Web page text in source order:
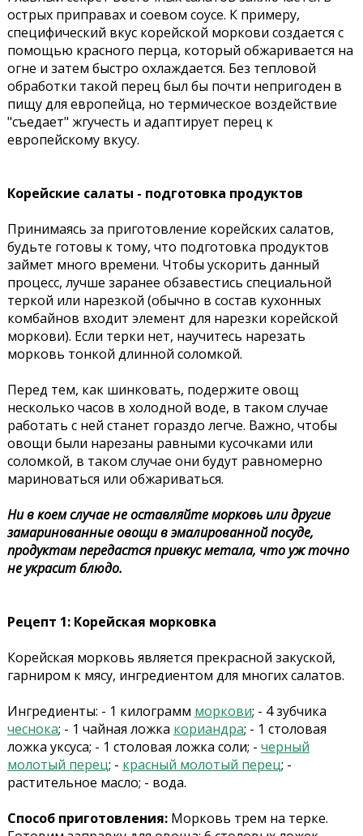
острых приправах и соевом соусе. К примеру,
специфический вкус корейской моркови создается с
помощью красного перца, который обжаривается на
огне и затем быстро охлаждается. Без тепловой
обработки такой перец был бы почти непригоден в
пищу для европейца, но термическое воздействие
"съедает" жгучесть и адаптирует перец к
европейскому вкусу.
Корейские салаты - подготовка продуктов
Принимаясь за приготовление корейских салатов,
будьте готовы к тому, что подготовка продуктов
займет много времени. Чтобы ускорить данный
процесс, лучше заранее обзавестись специальной
теркой или нарезкой (обычно в состав кухонных
комбайнов входит элемент для нарезки корейской
моркови). Если терки нет, научитесь нарезать
морковь тонкой длинной соломкой.
Перед тем, как шинковать, подержите овощ
несколько часов в холодной воде, в таком случае
работать с ней станет гораздо легче. Важно, чтобы
овощи были нарезаны равными кусочками или
соломкой, в таком случае они будут равномерно
мариноваться или обжариваться.
Ни в коем случае не оставляйте морковь или другие
замаринованные овощи в эмалированной посуде,
продуктам передастся привкус метала, что уж точно
не украсит блюдо.
Рецепт 1: Корейская морковка
Корейская морковь является прекрасной закуской,
гарниром к мясу, ингредиентом для многих салатов.
Ингредиенты: - 1 килограмм моркови; - 4 зубчика
чеснока; - 1 чайная ложка кориандра; - 1 столовая
ложка уксуса; - 1 столовая ложка соли; - черный
молотый перец; - красный молотый перец; -
растительное масло; - вода.
Способ приготовления: Морковь трем на терке.